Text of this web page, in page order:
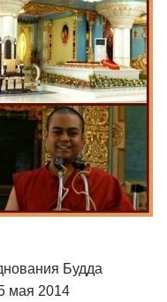
Будда
мая 2014